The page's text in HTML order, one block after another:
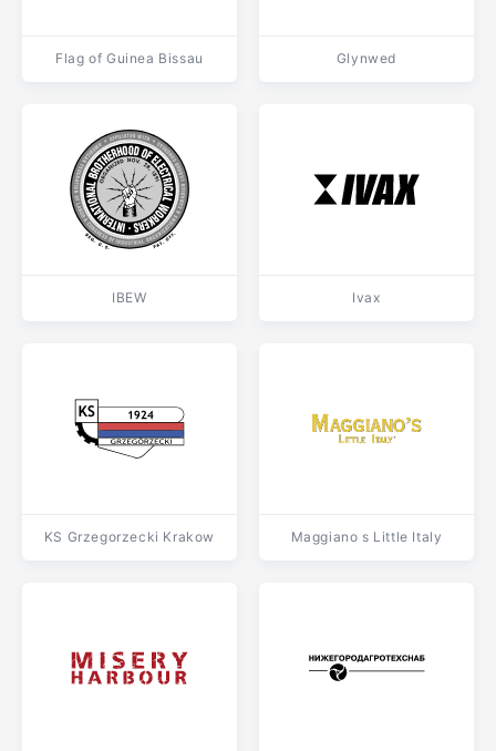
Flag of Guinea Bissau Glynwed
IBEW Ivax
KS Grzegorzecki Krakow Maggiano s Little Italy